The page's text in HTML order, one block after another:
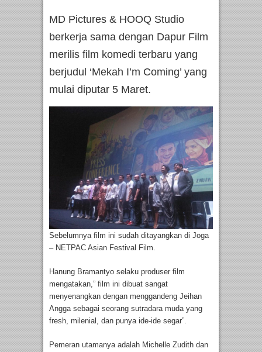
MD Pictures & HOOQ Studio
berkerja sama dengan Dapur Film
merilis film komedi terbaru yang
berjudul ‘Mekah I’m Coming’ yang
mulai diputar 5 Maret.
Sebelumnya film ini sudah ditayangkan di Joga
– NETPAC Asian Festival Film.
Hanung Bramantyo selaku produser film
mengatakan,” film ini dibuat sangat
menyenangkan dengan menggandeng Jeihan
Angga sebagai seorang sutradara muda yang
fresh, milenial, dan punya ide-ide segar”.
Pemeran utamanya adalah Michelle Zudith dan